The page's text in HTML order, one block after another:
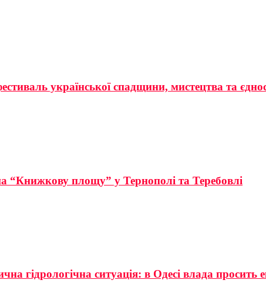
української спадщини, мистецтва та
“Книжкову площу” у Тернополі та Теребовлі
гідрологічна ситуація: в Одесі влада просить